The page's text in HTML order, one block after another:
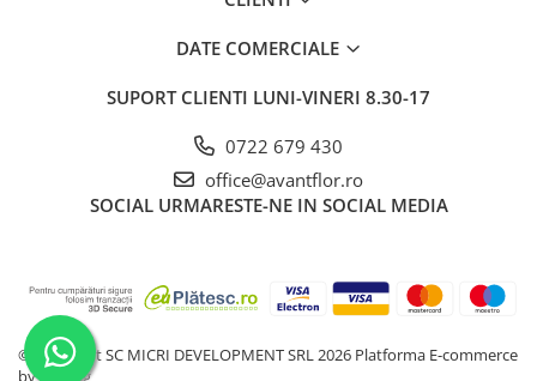
DATE COMERCIALE
SUPORT CLIENTI LUNI-VINERI 8.30-17
0722 679 430
office@avantflor.ro
SOCIAL URMARESTE-NE IN SOCIAL MEDIA
©Copyright SC MICRI DEVELOPMENT SRL 2026 Platforma E-commerce
by Gomag